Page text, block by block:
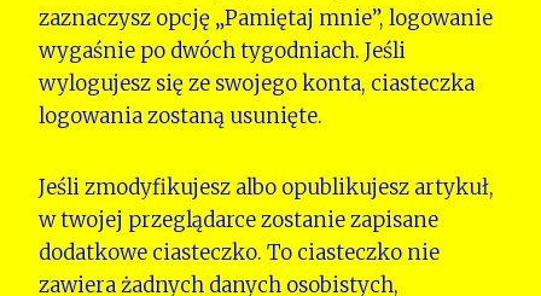
zaznaczysz opcję „Pamiętaj mnie”, logowanie
wygaśnie po dwóch tygodniach. Jeśli
wylogujesz się ze swojego konta, ciasteczka
logowania zostaną usunięte.
Jeśli zmodyfikujesz albo opublikujesz artykuł,
w twojej przeglądarce zostanie zapisane
dodatkowe ciasteczko. To ciasteczko nie
zawiera żadnych danych osobistych,